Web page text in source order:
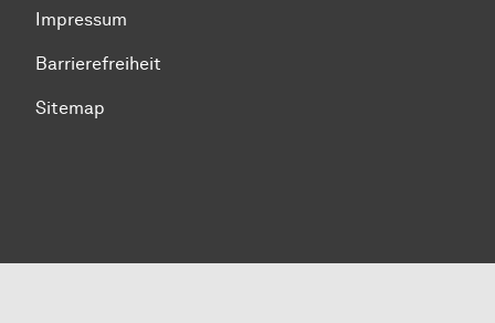
Impressum
Barrierefreiheit
Sitemap